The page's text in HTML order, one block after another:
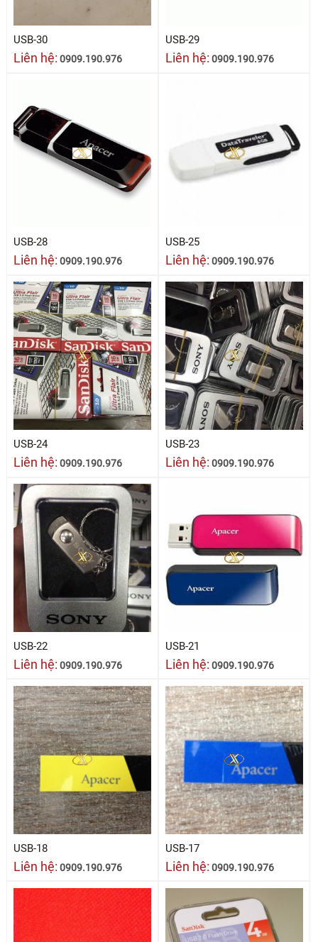
USB-30
Liên hệ: 0909.190.976
USB-29
Liên hệ: 0909.190.976
USB-28
Liên hệ: 0909.190.976
USB-25
Liên hệ: 0909.190.976
USB-24
Liên hệ: 0909.190.976
USB-23
Liên hệ: 0909.190.976
USB-22
Liên hệ: 0909.190.976
USB-21
Liên hệ: 0909.190.976
USB-18
Liên hệ: 0909.190.976
USB-17
Liên hệ: 0909.190.976